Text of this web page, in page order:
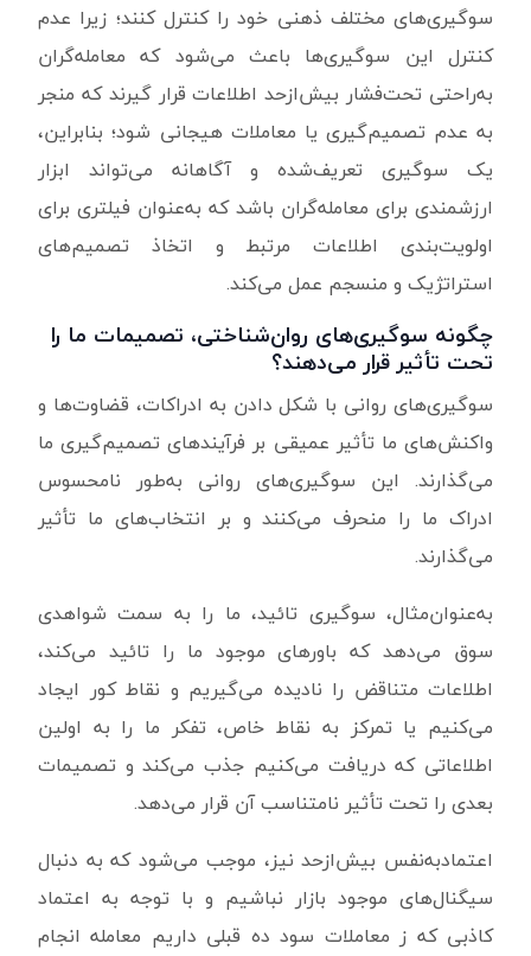
سوگیری‌های مختلف ذهنی خود را کنترل کنند؛ زیرا عدم
کنترل این سوگیری‌ها باعث می‌شود که معامله‌گران
به‌راحتی تحت‌فشار بیش‌ازحد اطلاعات قرار گیرند که منجر
به عدم تصمیم‌گیری یا معاملات هیجانی شود؛ بنابراین،
یک سوگیری تعریف‌شده و آگاهانه می‌تواند ابزار
ارزشمندی برای معامله‌گران باشد که به‌عنوان فیلتری برای
اولویت‌بندی اطلاعات مرتبط و اتخاذ تصمیم‌های
استراتژیک و منسجم عمل می‌کند.
چگونه سوگیری‌های روان‌شناختی، تصمیمات ما را
تحت تأثیر قرار می‌دهند؟
سوگیری‌های روانی با شکل دادن به ادراکات، قضاوت‌ها و
واکنش‌های ما تأثیر عمیقی بر فرآیندهای تصمیم‌گیری ما
می‌گذارند. این سوگیری‌های روانی به‌طور نامحسوس
ادراک ما را منحرف می‌کنند و بر انتخاب‌های ما تأثیر
می‌گذارند.
به‌عنوان‌مثال، سوگیری تائید، ما را به سمت شواهدی
سوق می‌دهد که باورهای موجود ما را تائید می‌کند،
اطلاعات متناقض را نادیده می‌گیریم و نقاط کور ایجاد
می‌کنیم یا تمرکز به نقاط خاص، تفکر ما را به اولین
اطلاعاتی که دریافت می‌کنیم جذب می‌کند و تصمیمات
بعدی را تحت تأثیر نامتناسب آن قرار می‌دهد.
اعتمادبه‌نفس بیش‌ازحد نیز، موجب می‌شود که به دنبال
سیگنال‌های موجود بازار نباشیم و با توجه به اعتماد
کاذبی که ز معاملات سود ده قبلی داریم معامله انجام